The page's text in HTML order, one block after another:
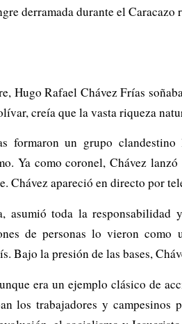
derramada durante el
Hugo Rafael Chávez Frías
creía que la vasta riqueza
formaron un grupo
Ya como coronel, Chávez
apareció en directo por
asumió toda la
de personas lo vieron
Bajo la presión de las bases,
era un ejemplo clásico de
los trabajadores y